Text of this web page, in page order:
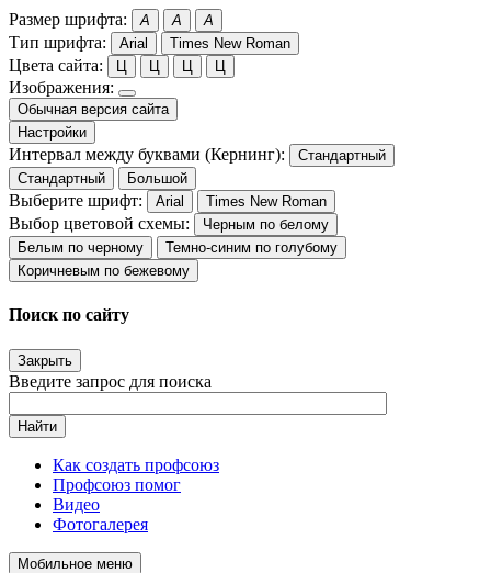
Размер шрифта: A A A
Тип шрифта: Arial Times New Roman
Цвета сайта: Ц Ц Ц Ц
Изображения:
Обычная версия сайта
Настройки
Интервал между буквами (Кернинг):
Стандартный
Стандартный
Большой
Выберите шрифт: Arial Times New Roman
Выбор цветовой схемы:
Черным по белому
Белым по черному
Темно-синим по голубому
Коричневым по бежевому
Поиск по сайту
Закрыть
Введите запрос для поиска
Найти
Как создать профсоюз
Профсоюз помог
Видео
Фотогалерея
Мобильное меню